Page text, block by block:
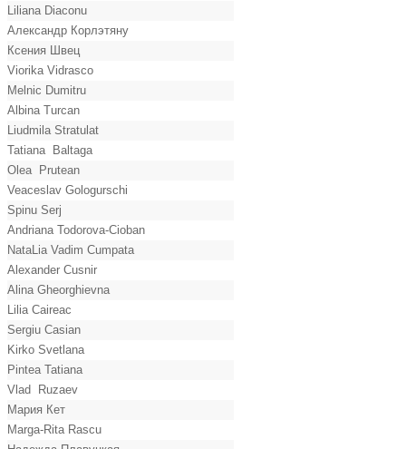
Liliana Diaconu
Александр Корлэтяну
Ксения Швец
Viorika Vidrasco
Melnic Dumitru
Albina Turcan
Liudmila Stratulat
Tatiana Baltaga
Olea Prutean
Veaceslav Gologurschi
Spinu Serj
Andriana Todorova-Cioban
NataLia Vadim Cumpata
Alexander Cusnir
Alina Gheorghievna
Lilia Caireac
Sergiu Casian
Kirko Svetlana
Pintea Tatiana
Vlad Ruzaev
Мария Кет
Marga-Rita Rascu